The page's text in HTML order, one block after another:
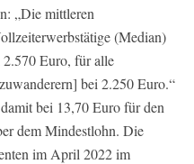
„Die mittleren
(Median)
Euro, für alle
bei 2.250 Euro.“
bei 13,70 Euro für den
dem Mindestlohn. Die
im April 2022 im